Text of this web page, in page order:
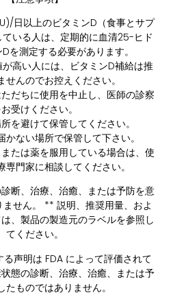
日以上のビタミンD（食事とサプ
ている人は、定期的に血清25-ヒド
を測定する必要があります。
が高い人には、ビタミンD補給は推
せんのでお控えください。
だちに使用を中止し、医師の診察
受けください。
を避けて保管してください。
かない場所で保管して下さい。
たは薬を服用している場合は、使
専門家に相談してください。
断、治療、治癒、または予防を意
せん。 ** 説明、推奨用量、およ
、製品の製造元のラベルを参照し
てください。
声明は FDA によって評価されて
態の診断、治療、治癒、または予
たものではありません。